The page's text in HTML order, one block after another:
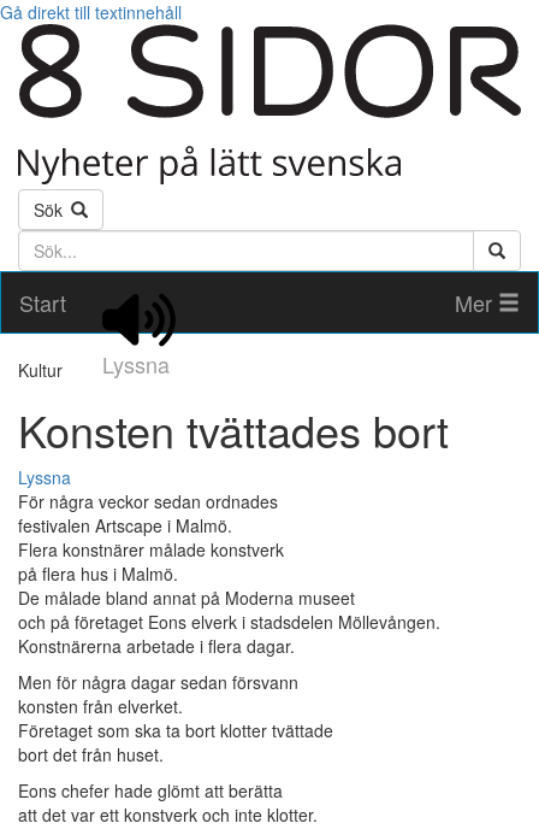
Gå direkt till textinnehåll
Sök
Söktext
Start
Lyssna
Mer
Kultur
Konsten tvättades bort
Lyssna
För några veckor sedan ordnades
festivalen Artscape i Malmö.
Flera konstnärer målade konstverk
på flera hus i Malmö.
De målade bland annat på Moderna museet
och på företaget Eons elverk i stadsdelen Möllevången.
Konstnärerna arbetade i flera dagar.
Men för några dagar sedan försvann
konsten från elverket.
Företaget som ska ta bort klotter tvättade
bort det från huset.
Eons chefer hade glömt att berätta
att det var ett konstverk och inte klotter.